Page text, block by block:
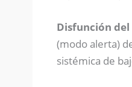
Disfunción
(modo alerta)
sistémica de